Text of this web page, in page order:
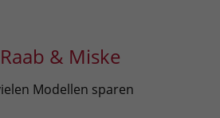
& Miske
Modellen sparen